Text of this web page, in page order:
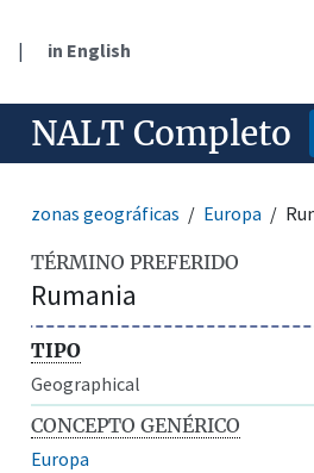
| in English
NALT Completo
zonas geográficas Europa
TÉRMINO PREFERIDO
Rumania
TIPO
Geographical
CONCEPTO GENÉRICO
Europa